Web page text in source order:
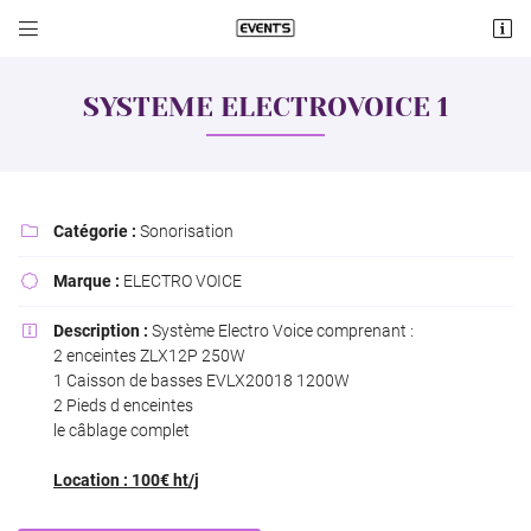
 
06 60 74 08 19
Adresse email de réception
Recopier le code ci-contre
Rafraîchir le captcha
SYSTEME ELECTROVOICE 1
 Catégorie : Sonorisation
 Marque : ELECTRO VOICE
 Description : Système Electro Voice comprenant :
2 enceintes ZLX12P 250W
1 Caisson de basses EVLX20018 1200W
2 Pieds d enceintes
le câblage complet
Location : 100€ ht/j